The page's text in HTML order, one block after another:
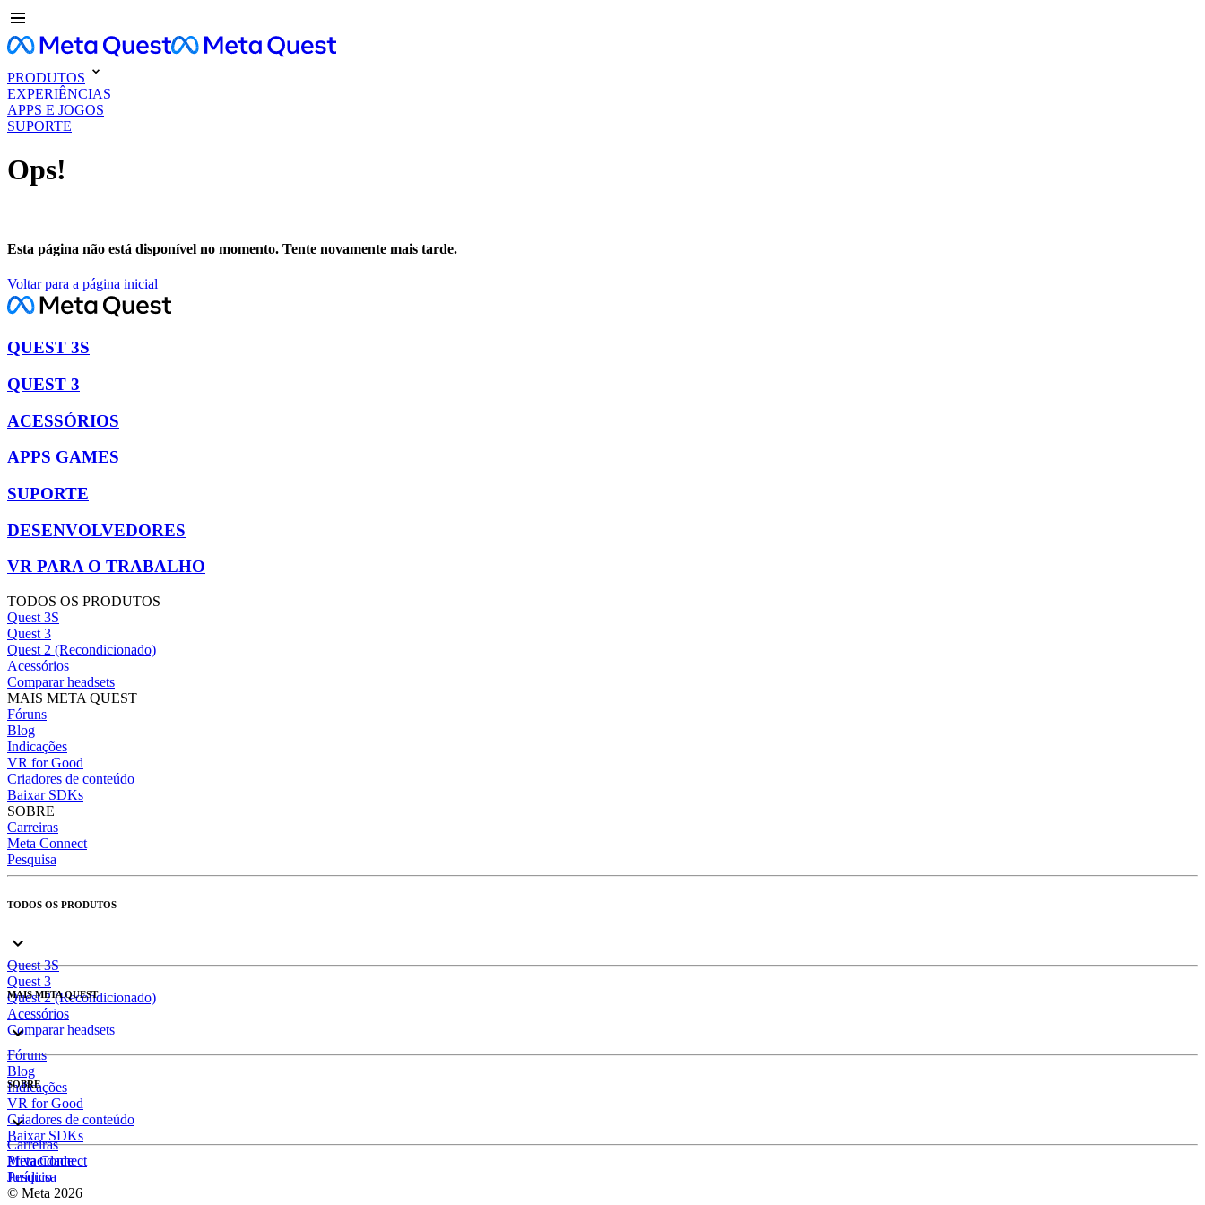
PRODUTOS
EXPERIÊNCIAS
APPS E JOGOS
SUPORTE
Ops!
Esta página não está disponível no momento. Tente novamente mais tarde.
Voltar para a página inicial
QUEST 3S
QUEST 3
ACESSÓRIOS
APPS GAMES
SUPORTE
DESENVOLVEDORES
VR PARA O TRABALHO
TODOS OS PRODUTOS
Quest 3S
Quest 3
Quest 2 (Recondicionado)
Acessórios
Comparar headsets
MAIS META QUEST
Fóruns
Blog
Indicações
VR for Good
Criadores de conteúdo
Baixar SDKs
SOBRE
Carreiras
Meta Connect
Pesquisa
TODOS OS PRODUTOS
Quest 3S
Quest 3
Quest 2 (Recondicionado)
Acessórios
Comparar headsets
MAIS META QUEST
Fóruns
Blog
Indicações
VR for Good
Criadores de conteúdo
Baixar SDKs
SOBRE
Carreiras
Meta Connect
Pesquisa
Privacidade
Jurídico
© Meta 2026